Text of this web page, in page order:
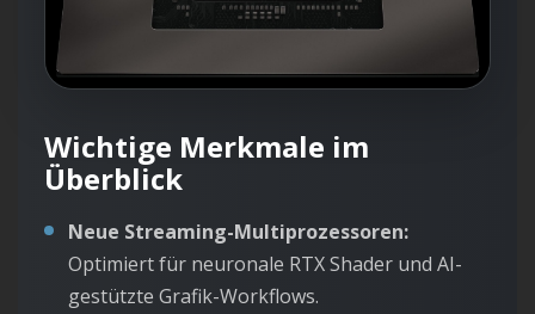
Wichtige Merkmale im
Überblick
Neue Streaming-Multiprozessoren:
Optimiert für neuronale RTX Shader und AI-
gestützte Grafik-Workflows.